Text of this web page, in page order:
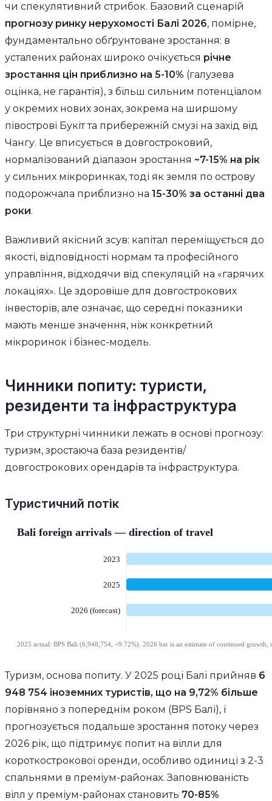
чи спекулятивний стрибок. Базовий сценарій
прогнозу ринку нерухомості Балі 2026, помірне,
фундаментально обґрунтоване зростання: в
усталених районах широко очікується річне
зростання цін приблизно на 5-10% (галузева
оцінка, не гарантія), з більш сильним потенціалом
у окремих нових зонах, зокрема на ширшому
півострові Букіт та прибережній смузі на захід від
Чангу. Це вписується в довгостроковий,
нормалізований діапазон зростання ~7-15% на рік
у сильних мікроринках, тоді як земля по острову
подорожчала приблизно на 15-30% за останні два
роки.
Важливий якісний зсув: капітал переміщується до
якості, відповідності нормам та професійного
управління, відходячи від спекуляцій на «гарячих
локаціях». Це здоровіше для довгострокових
інвесторів, але означає, що середні показники
мають менше значення, ніж конкретний
мікроринок і бізнес-модель.
Чинники попиту: туристи,
резиденти та інфраструктура
Три структурні чинники лежать в основі прогнозу:
туризм, зростаюча база резидентів/
довгострокових орендарів та інфраструктура.
Туристичний потік
Туризм, основа попиту. У 2025 році Балі прийняв 6
948 754 іноземних туристів, що на 9,72% більше
порівняно з попереднім роком (BPS Балі), і
прогнозується подальше зростання потоку через
2026 рік, що підтримує попит на вілли для
короткострокової оренди, особливо одиниці з 2-3
спальнями в преміум-районах. Заповнюваність
вілл у преміум-районах становить 70-85%